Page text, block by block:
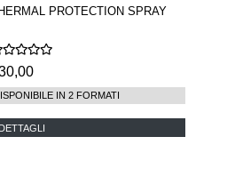
PROTECTION SPRAY
IN 2 FORMATI
DETTAGLI